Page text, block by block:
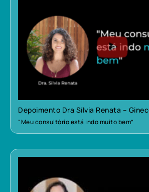
Depoimento Dra Sílvia Renata –
“Meu consultório está indo muito bem”